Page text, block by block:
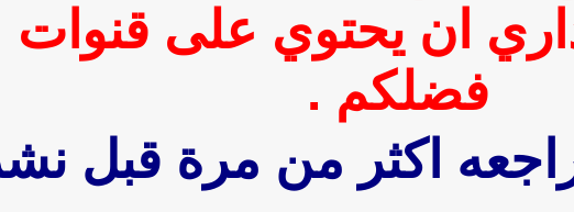
ان يحتوي على قنوات
فضلكم .
اكثر من مرة قبل